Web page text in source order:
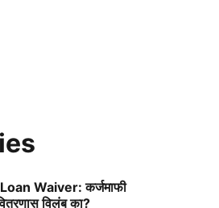
Waiver: कर्जमाफी
विलंब का?